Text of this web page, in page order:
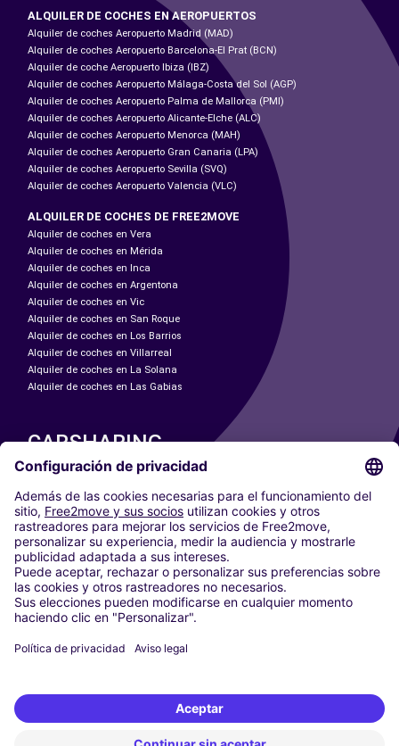
ALQUILER DE COCHES EN AEROPUERTOS
Alquiler de coches Aeropuerto Madrid (MAD)
Alquiler de coches Aeropuerto Barcelona-El Prat (BCN)
Alquiler de coche Aeropuerto Ibiza (IBZ)
Alquiler de coches Aeropuerto Málaga-Costa del Sol (AGP)
Alquiler de coches Aeropuerto Palma de Mallorca (PMI)
Alquiler de coches Aeropuerto Alicante-Elche (ALC)
Alquiler de coches Aeropuerto Menorca (MAH)
Alquiler de coches Aeropuerto Gran Canaria (LPA)
Alquiler de coches Aeropuerto Sevilla (SVQ)
Alquiler de coches Aeropuerto Valencia (VLC)
ALQUILER DE COCHES DE FREE2MOVE
Alquiler de coches en Vera
Alquiler de coches en Mérida
Alquiler de coches en Inca
Alquiler de coches en Argentona
Alquiler de coches en Vic
Alquiler de coches en San Roque
Alquiler de coches en Los Barrios
Alquiler de coches en Villarreal
Alquiler de coches en La Solana
Alquiler de coches en Las Gabias
CARSHARING
NUESTRAS CIUDADES
Paris
Madrid
Washington DC
Milán
Roma
Turín
Viena
Berlín
Düsseldorf